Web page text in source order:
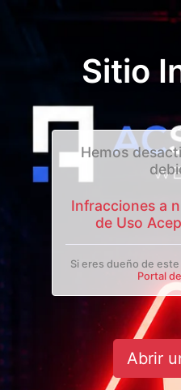
Sitio
Hemos
Infracciones a
de Uso
Si eres dueño de
Portal
Abrir